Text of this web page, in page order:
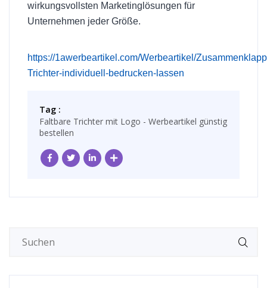
wirkungsvollsten Marketinglösungen für
Unternehmen jeder Größe.
https://1awerbeartikel.com/Werbeartikel/
Trichter-individuell-bedrucken-lassen
Tag :
Faltbare Trichter mit Logo - Werbeartikel günstig
bestellen